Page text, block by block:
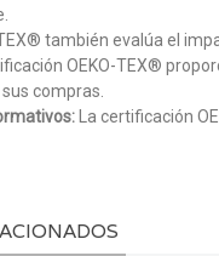
también evalúa el
OEKO-TEX®
compras.
La certificación